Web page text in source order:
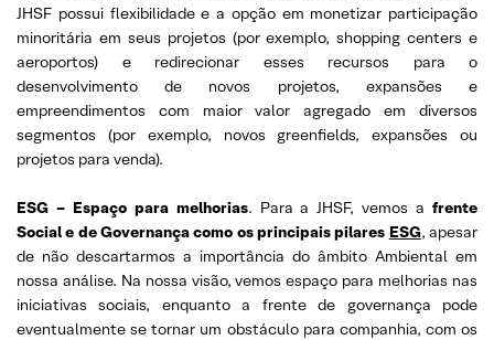
JHSF possui flexibilidade e a opção em monetizar participação
minoritária em seus projetos (por exemplo, shopping centers e
aeroportos) e redirecionar esses recursos para o
desenvolvimento de novos projetos, expansões e
empreendimentos com maior valor agregado em diversos
segmentos (por exemplo, novos greenfields, expansões ou
projetos para venda).
ESG – Espaço para melhorias. Para a JHSF, vemos afrente
Social e de Governança como os principais pilares ESG, apesar
de não descartarmos a importância do âmbito Ambiental em
nossa análise. Na nossa visão, vemos espaço para melhorias nas
iniciativas sociais, enquanto a frente de governança pode
eventualmente se tornar um obstáculo para companhia, com os